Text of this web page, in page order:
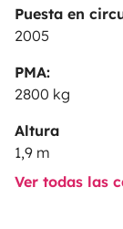
Puesta en
2005
PMA:
2800 kg
Altura
1,9 m
Ver todas las